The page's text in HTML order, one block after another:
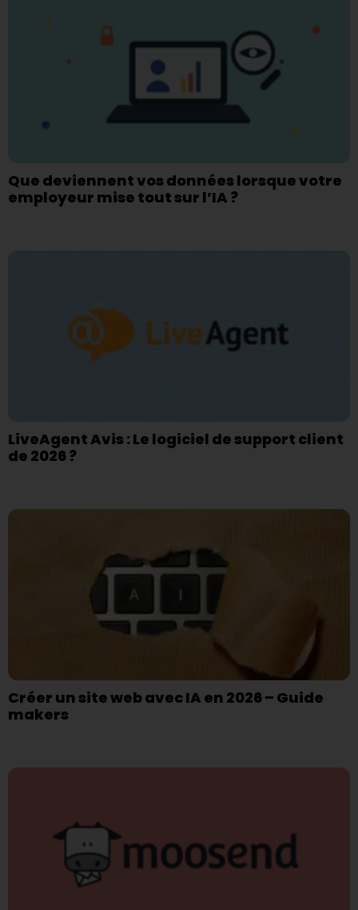
Que deviennent vos données lorsque votre
employeur mise tout sur l’IA ?
LiveAgent Avis : Le logiciel de support client
de 2026 ?
Créer un site web avec IA en 2026 – Guide
makers